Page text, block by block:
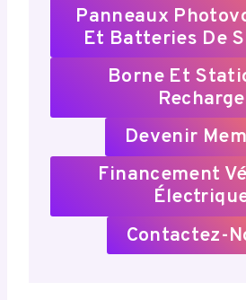
Panneaux
Et Batteries De
Borne Et
Recharge
Devenir
Financement
Contactez-